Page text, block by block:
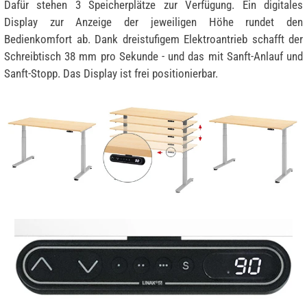
Dafür stehen 3 Speicherplätze zur Verfügung. Ein digitales
Display zur Anzeige der jeweiligen Höhe rundet den
Bedienkomfort ab. Dank dreistufigem Elektroantrieb schafft der
Schreibtisch 38 mm pro Sekunde - und das mit Sanft-Anlauf und
Sanft-Stopp. Das Display ist frei positionierbar.